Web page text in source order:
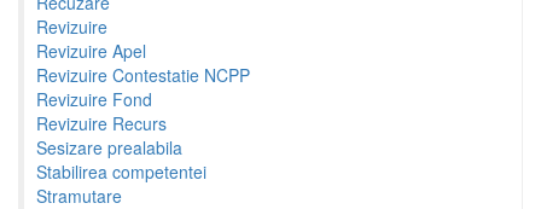
Revizuire
Revizuire Apel
Revizuire Contestatie NCPP
Revizuire Fond
Revizuire Recurs
Sesizare prealabila
Stabilirea competentei
Stramutare